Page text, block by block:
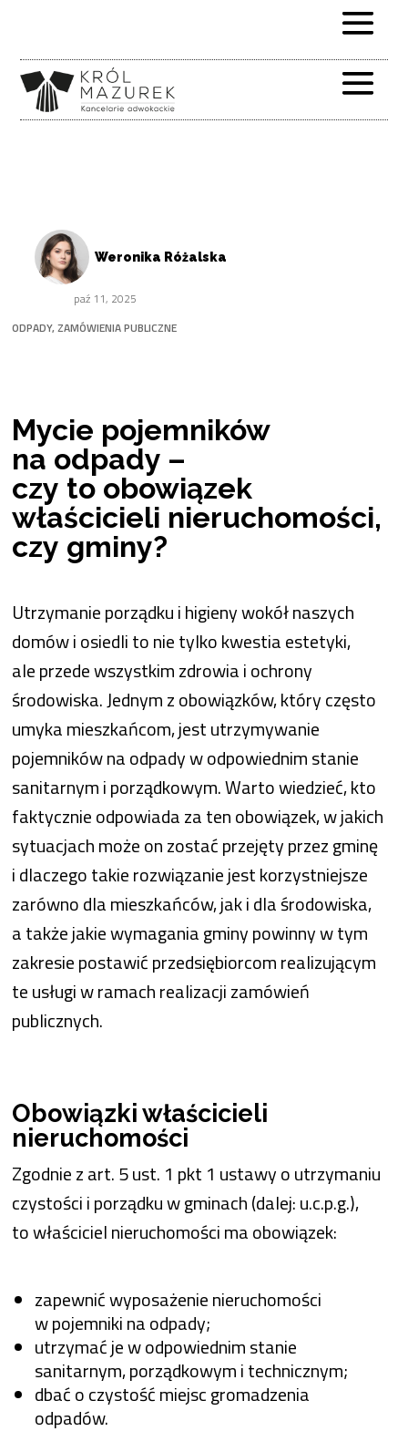
Weronika Różalska
paź 11, 2025
ODPADY,ZAMÓWIENIA PUBLICZNE
Mycie pojemników
na odpady –
czy to obowiązek
właścicieli nieruchomości,
czy gminy?
Utrzymanie porządku i higieny wokół naszych
domów i osiedli to nie tylko kwestia estetyki,
ale przede wszystkim zdrowia i ochrony
środowiska. Jednym z obowiązków, który często
umyka mieszkańcom, jest utrzymywanie
pojemników na odpady w odpowiednim stanie
sanitarnym i porządkowym. Warto wiedzieć, kto
faktycznie odpowiada za ten obowiązek, w jakich
sytuacjach może on zostać przejęty przez gminę
i dlaczego takie rozwiązanie jest korzystniejsze
zarówno dla mieszkańców, jak i dla środowiska,
a także jakie wymagania gminy powinny w tym
zakresie postawić przedsiębiorcom realizującym
te usługi w ramach realizacji zamówień
publicznych.
Obowiązki właścicieli
nieruchomości
Zgodnie z art. 5 ust. 1 pkt 1 ustawy o utrzymaniu
czystości i porządku w gminach (dalej: u.c.p.g.),
to właściciel nieruchomości ma obowiązek:
zapewnić wyposażenie nieruchomości
w pojemniki na odpady;
utrzymać je w odpowiednim stanie
sanitarnym, porządkowym i technicznym;
dbać o czystość miejsc gromadzenia
odpadów.